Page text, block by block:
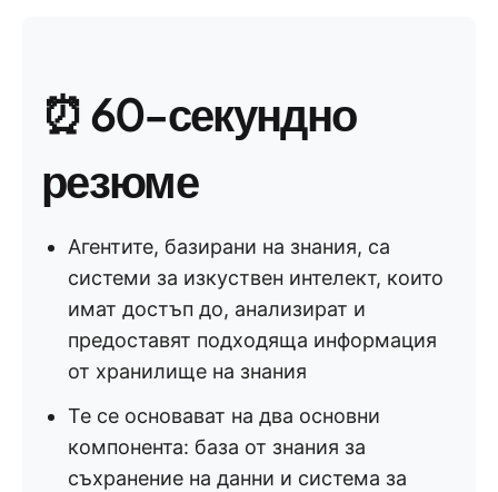
⏰ 60-секундно
резюме
Агентите, базирани на знания, са
системи за изкуствен интелект, които
имат достъп до, анализират и
предоставят подходяща информация
от хранилище на знания
Те се основават на два основни
компонента: база от знания за
съхранение на данни и система за